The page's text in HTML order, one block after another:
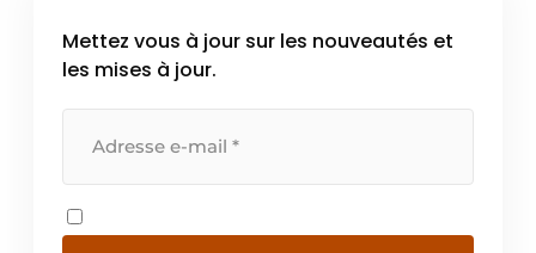
Mettez vous à jour sur les nouveautés et
les mises à jour.